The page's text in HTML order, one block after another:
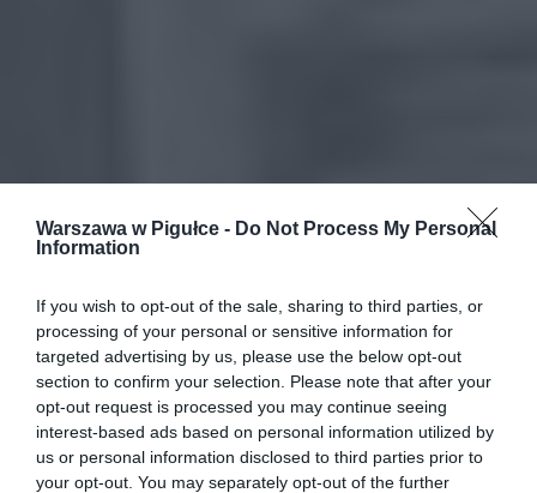
Warszawa w Pigułce - Do Not Process My Personal
Information
If you wish to opt-out of the sale, sharing to third parties, or
processing of your personal or sensitive information for
targeted advertising by us, please use the below opt-out
section to confirm your selection. Please note that after your
opt-out request is processed you may continue seeing
interest-based ads based on personal information utilized by
us or personal information disclosed to third parties prior to
your opt-out. You may separately opt-out of the further